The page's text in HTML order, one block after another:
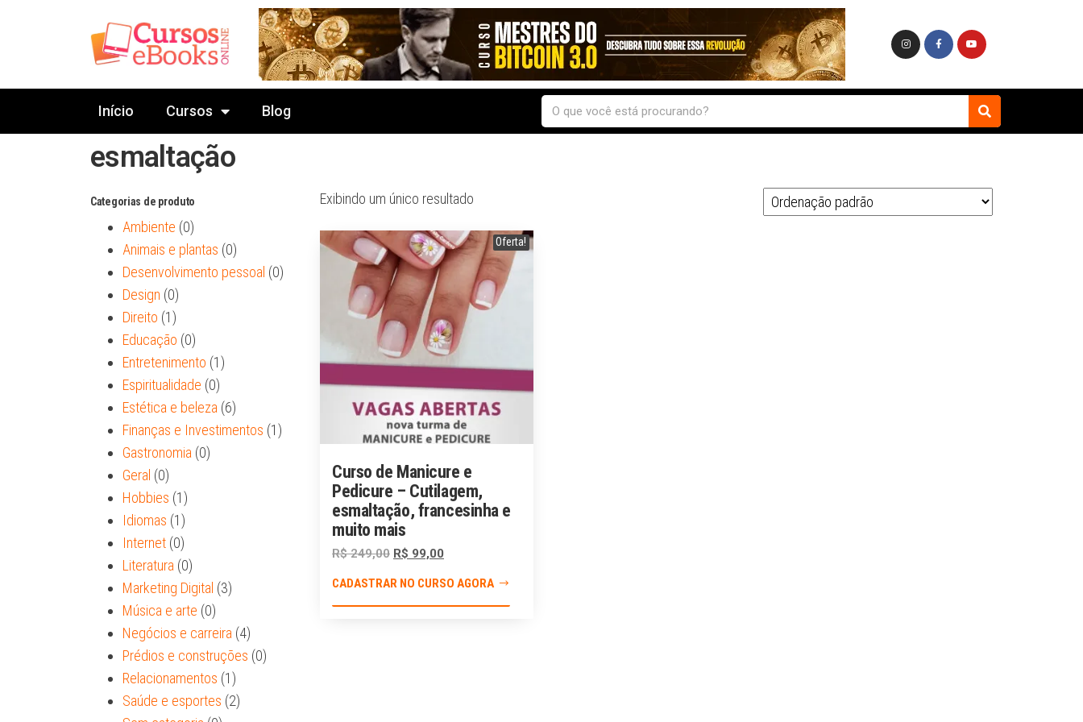
Início Cursos Blog
esmaltação
Categorias de produto
Ambiente (0)
Animais e plantas (0)
Desenvolvimento pessoal (0)
Design (0)
Direito (1)
Educação (0)
Entretenimento (1)
Espiritualidade (0)
Estética e beleza (6)
Finanças e Investimentos (1)
Gastronomia (0)
Geral (0)
Hobbies (1)
Idiomas (1)
Internet (0)
Literatura (0)
Marketing Digital (3)
Música e arte (0)
Negócios e carreira (4)
Prédios e construções (0)
Relacionamentos (1)
Saúde e esportes (2)
Exibindo um único resultado
Oferta!
Curso de Manicure e
Pedicure – Cutilagem,
esmaltação, francesinha e
muito mais
R$249,00 R$ 99,00
CADASTRAR NO CURSO AGORA